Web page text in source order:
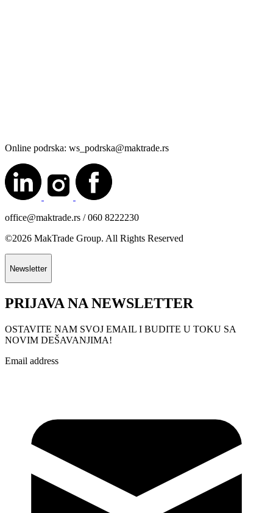
Online podrska: ws_podrska@maktrade.rs
office@maktrade.rs / 060 8222230
©2026 MakTrade Group. All Rights Reserved
Newsletter
PRIJAVA NA NEWSLETTER
OSTAVITE NAM SVOJ EMAIL I BUDITE U TOKU SA
NOVIM DEŠAVANJIMA!
Email address